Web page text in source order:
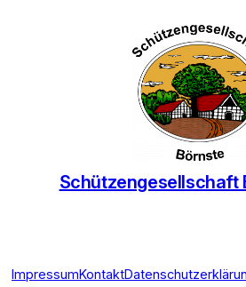
Schützengesellschaft
ImpressumKontakt